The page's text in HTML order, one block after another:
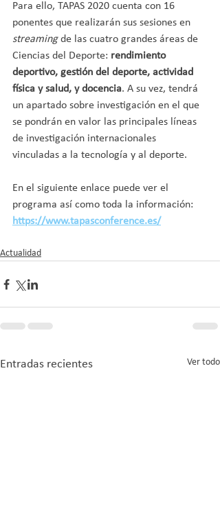
Para ello, TAPAS 2020 cuenta con 16
ponentes que realizarán sus sesiones en
streaming de las cuatro grandes áreas de
Ciencias del Deporte: rendimiento
deportivo, gestión del deporte, actividad
física y salud, y docencia. A su vez, tendrá
un apartado sobre investigación en el que
se pondrán en valor las principales líneas
de investigación internacionales
vinculadas a la tecnología y al deporte.
En el siguiente enlace puede ver el
programa así como toda la información:
https://www.tapasconference.es/
Actualidad
Entradas recientes Ver todo